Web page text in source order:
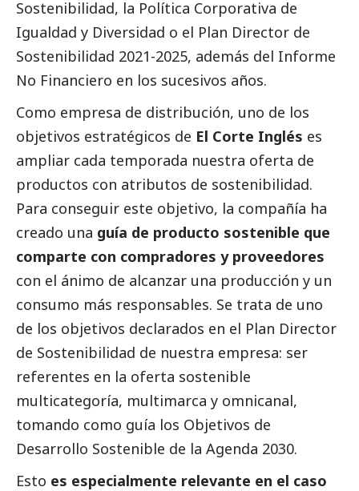
Sostenibilidad, la Política Corporativa de
Igualdad y Diversidad o el Plan Director de
Sostenibilidad 2021-2025, además del Informe
No Financiero en los sucesivos años.
Como empresa de distribución, uno de los
objetivos estratégicos de El Corte Inglés es
ampliar cada temporada nuestra oferta de
productos con atributos de sostenibilidad.
Para conseguir este objetivo, la compañía ha
creado una guía de producto sostenible que
comparte con compradores y proveedores
con el ánimo de alcanzar una producción y un
consumo más responsables. Se trata de uno
de los objetivos declarados en el Plan Director
de Sostenibilidad de nuestra empresa: ser
referentes en la oferta sostenible
multicategoría, multimarca y omnicanal,
tomando como guía los Objetivos de
Desarrollo Sostenible de la Agenda 2030.
Esto es especialmente relevante en el caso